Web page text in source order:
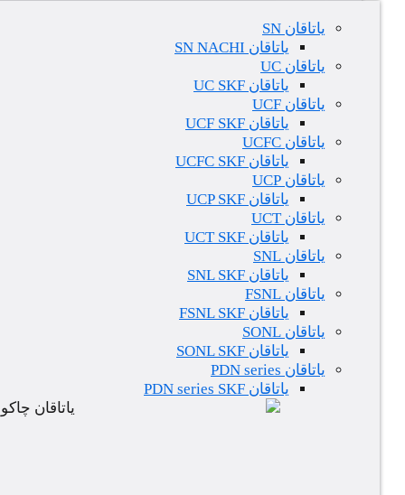
یاتاقان SN
یاتاقان SN NACHI
یاتاقان UC
یاتاقان UC SKF
یاتاقان UCF
یاتاقان UCF SKF
یاتاقان UCFC
یاتاقان UCFC SKF
یاتاقان UCP
یاتاقان UCP SKF
یاتاقان UCT
یاتاقان UCT SKF
یاتاقان SNL
یاتاقان SNL SKF
یاتاقان FSNL
یاتاقان FSNL SKF
یاتاقان SONL
یاتاقان SONL SKF
یاتاقان PDN series
یاتاقان PDN series SKF